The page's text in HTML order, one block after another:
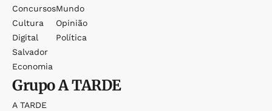
Concursos
Cultura
Digital
Salvador
Economia
Mundo
Opinião
Política
GrupoA TARDE
A TARDE